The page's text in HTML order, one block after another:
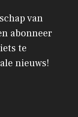
van
abonneer
te
nieuws!